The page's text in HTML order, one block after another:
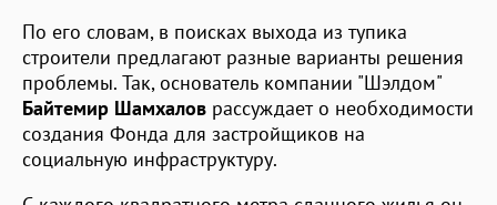
По его словам, в поисках выхода из тупика
строители предлагают разные варианты решения
проблемы. Так, основатель компании "Шэлдом"
Байтемир Шамхалов рассуждает о необходимости
создания Фонда для застройщиков на
социальную инфраструктуру.